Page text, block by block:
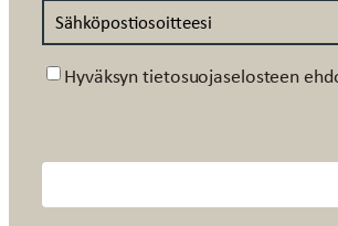
Suostumus
Hyväksyn tietosuojaselosteen